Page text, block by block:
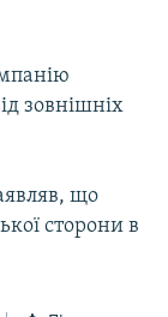
зовнішніх
що
сторони в